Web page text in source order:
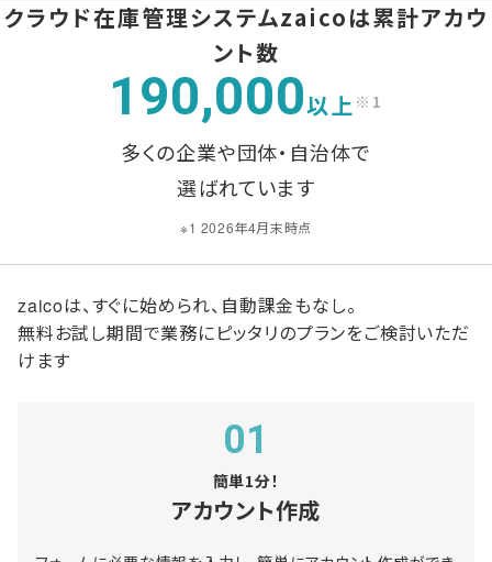
クラウド在庫管理システムzaicoは累計アカウ
ント数
190,000以上 ※1
多くの企業や団体・自治体で
選ばれています
※1 2026年4月末時点
zaicoは、すぐに始められ、自動課金もなし。
無料お試し期間で業務にピッタリのプランをご検討いただ
けます
01
簡単1分！
アカウント作成